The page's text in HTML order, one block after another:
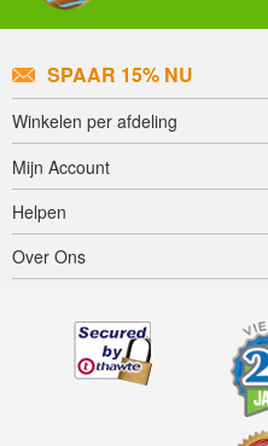
SPAAR 15% NU
Winkelen per afdeling
Mijn Account
Helpen
Over Ons